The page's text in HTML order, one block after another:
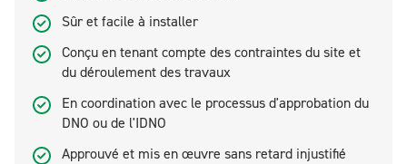
Sûr et facile à installer
Conçu en tenant compte des contraintes du site et
du déroulement des travaux
En coordination avec le processus d'approbation du
DNO ou de l'IDNO
Approuvé et mis en œuvre sans retard injustifié